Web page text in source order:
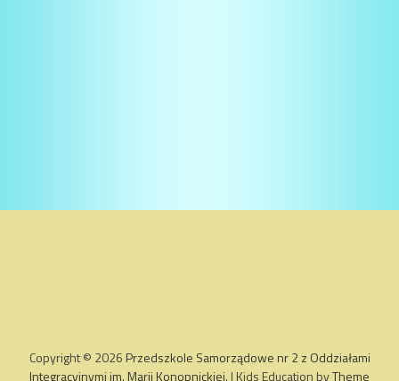
Copyright © 2026 Przedszkole Samorządowe nr 2 z Oddziałami
Integracyjnymi im. Marii Konopnickiej. | Kids Education byTheme